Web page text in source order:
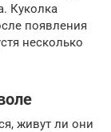
Куколка
появления
несколько
живут ли они